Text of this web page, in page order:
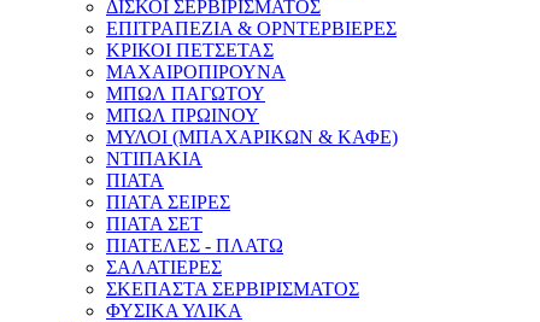
ΔΙΣΚΟΙ ΣΕΡΒΙΡΙΣΜΑΤΟΣ
ΕΠΙΤΡΑΠΕΖΙΑ & ΟΡΝΤΕΡΒΙΕΡΕΣ
ΚΡΙΚΟΙ ΠΕΤΣΕΤΑΣ
ΜΑΧΑΙΡΟΠΙΡΟΥΝΑ
ΜΠΩΛ ΠΑΓΩΤΟΥ
ΜΠΩΛ ΠΡΩΙΝΟΥ
ΜΥΛΟΙ (ΜΠΑΧΑΡΙΚΩΝ & ΚΑΦΕ)
ΝΤΙΠΑΚΙΑ
ΠΙΑΤΑ
ΠΙΑΤΑ ΣΕΙΡΕΣ
ΠΙΑΤΑ ΣΕΤ
ΠΙΑΤΕΛΕΣ - ΠΛΑΤΩ
ΣΑΛΑΤΙΕΡΕΣ
ΣΚΕΠΑΣΤΑ ΣΕΡΒΙΡΙΣΜΑΤΟΣ
ΦΥΣΙΚΑ ΥΛΙΚΑ